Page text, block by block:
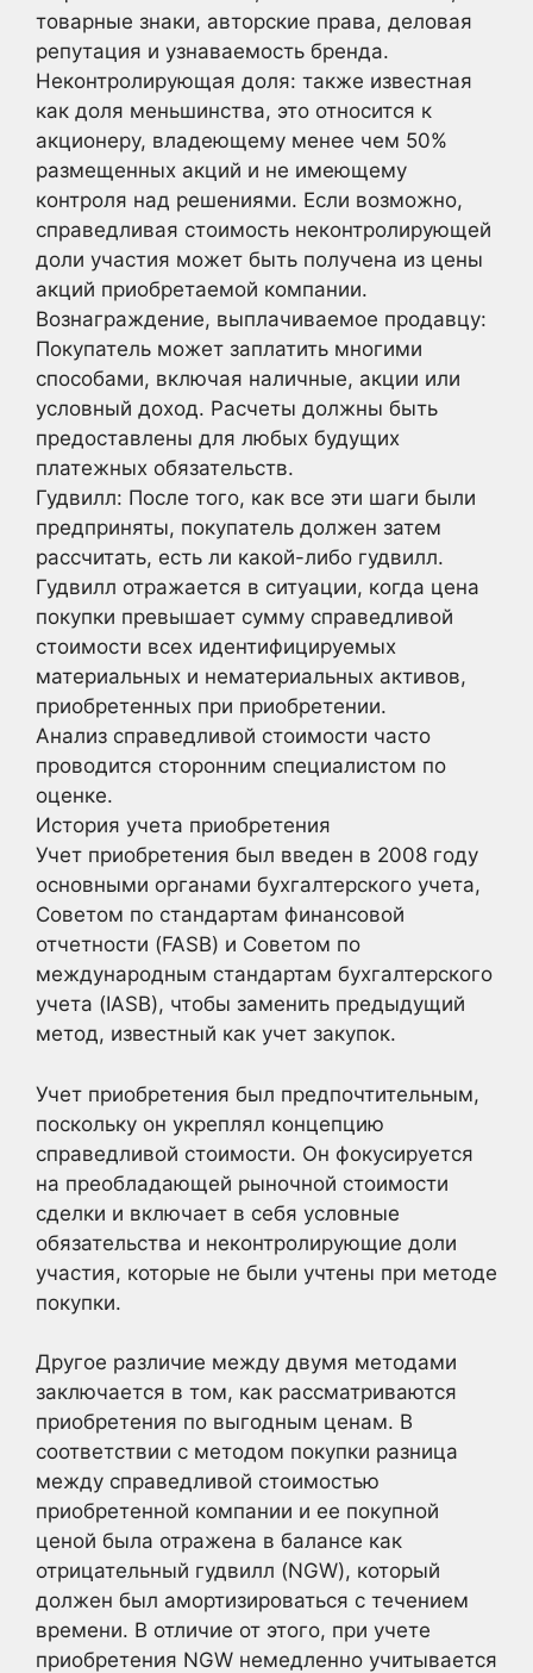
товарные знаки, авторские права, деловая
репутация и узнаваемость бренда.
Неконтролирующая доля: также известная
как доля меньшинства, это относится к
акционеру, владеющему менее чем 50%
размещенных акций и не имеющему
контроля над решениями. Если возможно,
справедливая стоимость неконтролирующей
доли участия может быть получена из цены
акций приобретаемой компании.
Вознаграждение, выплачиваемое продавцу:
Покупатель может заплатить многими
способами, включая наличные, акции или
условный доход. Расчеты должны быть
предоставлены для любых будущих
платежных обязательств.
Гудвилл: После того, как все эти шаги были
предприняты, покупатель должен затем
рассчитать, есть ли какой-либо гудвилл.
Гудвилл отражается в ситуации, когда цена
покупки превышает сумму справедливой
стоимости всех идентифицируемых
материальных и нематериальных активов,
приобретенных при приобретении.
Анализ справедливой стоимости часто
проводится сторонним специалистом по
оценке.
История учета приобретения
Учет приобретения был введен в 2008 году
основными органами бухгалтерского учета,
Советом по стандартам финансовой
отчетности (FASB) и Советом по
международным стандартам бухгалтерского
учета (IASB), чтобы заменить предыдущий
метод, известный как учет закупок.
Учет приобретения был предпочтительным,
поскольку он укреплял концепцию
справедливой стоимости. Он фокусируется
на преобладающей рыночной стоимости
сделки и включает в себя условные
обязательства и неконтролирующие доли
участия, которые не были учтены при методе
покупки.
Другое различие между двумя методами
заключается в том, как рассматриваются
приобретения по выгодным ценам. В
соответствии с методом покупки разница
между справедливой стоимостью
приобретенной компании и ее покупной
ценой была отражена в балансе как
отрицательный гудвилл (NGW), который
должен был амортизироваться с течением
времени. В отличие от этого, при учете
приобретения NGW немедленно учитывается